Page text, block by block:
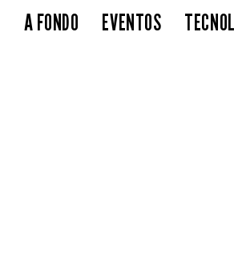
A FONDO EVENTOS